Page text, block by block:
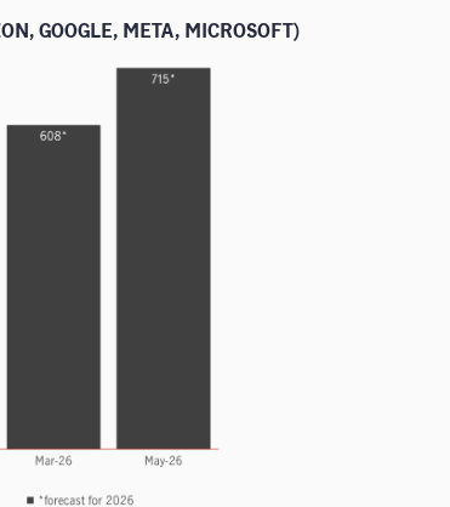
GOOGLE, META, MICROSOFT)